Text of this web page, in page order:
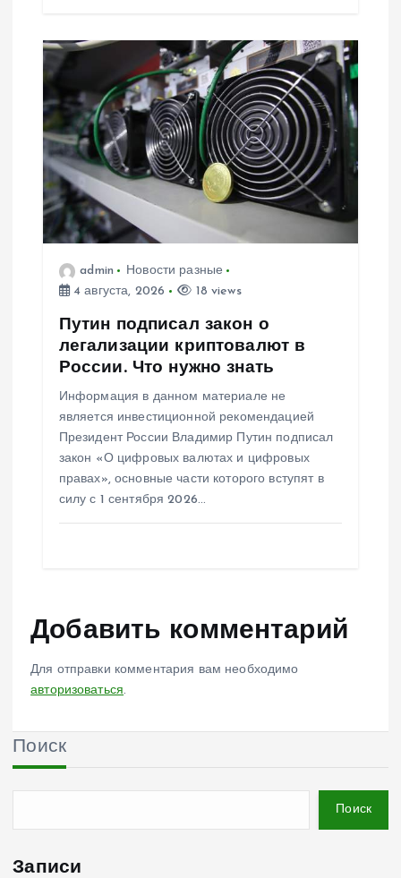
admin
Новости разные
4 августа, 2026
18 views
Путин подписал закон о
легализации криптовалют в
России. Что нужно знать
Информация в данном материале не
является инвестиционной рекомендацией
Президент России Владимир Путин подписал
закон «О цифровых валютах и цифровых
правах», основные части которого вступят в
силу с 1 сентября 2026…
Добавить комментарий
Для отправки комментария вам необходимо
авторизоваться.
Поиск
Поиск
Записи